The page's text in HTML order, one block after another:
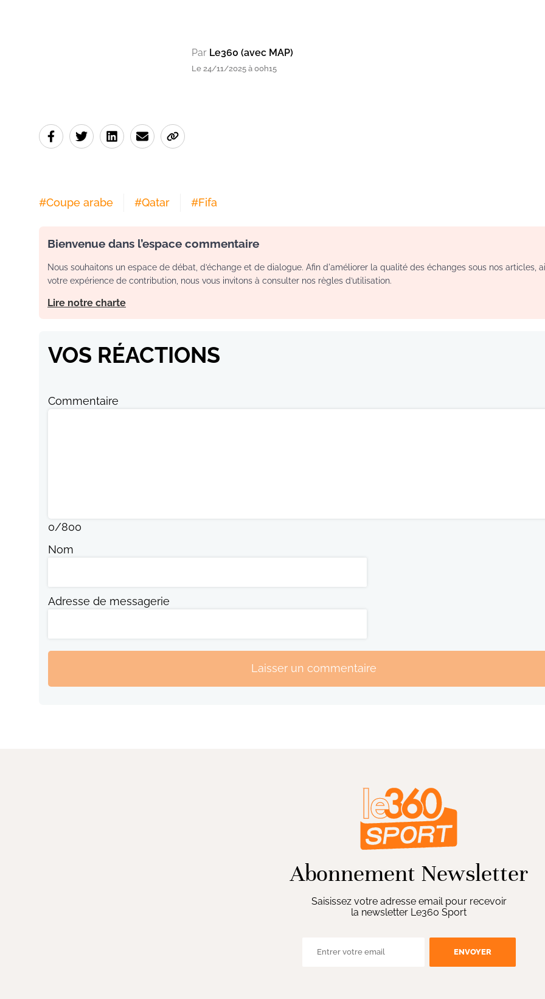
Par Le360 (avec MAP)
Le 24/11/2025 à 00h15
#Coupe arabe #Qatar #Fifa
Bienvenue dans l’espace commentaire
Nous souhaitons un espace de débat, d’échange et de dialogue. Afin d'améliorer la qualité des échanges sous nos articles,
votre expérience de contribution, nous vous invitons à consulter nos règles d’utilisation.
Lire notre charte
VOS RÉACTIONS
Commentaire
0/800
Nom
Adresse de messagerie
Laisser un commentaire
Abonnement Newsletter
Saisissez votre adresse email pour recevoir
la newsletter Le360 Sport
ENVOYER